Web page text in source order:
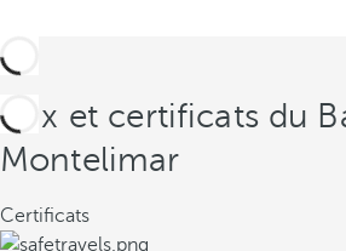
Prix et certificats du
Montelimar
Certificats